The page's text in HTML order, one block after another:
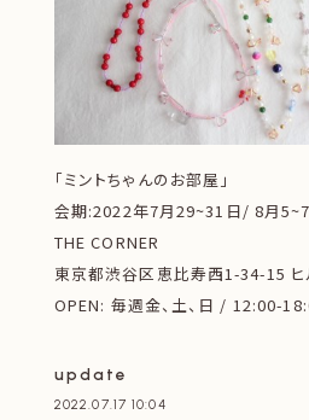
「ミントちゃんのお部屋」
会期:2022年7月29~31日/ 8月
THE CORNER
東京都渋谷区恵比寿西1-34-15
OPEN: 毎週金、土、日 / 12:00-
update
2022.07.17 10:04